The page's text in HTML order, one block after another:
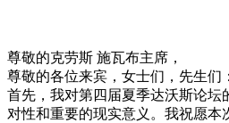
尊敬的克劳斯 施瓦布主席，
尊敬的各位来宾，女士们，先生们：
首先，我对第四届夏季达沃斯论坛
对性和重要的现实意义。我祝愿本